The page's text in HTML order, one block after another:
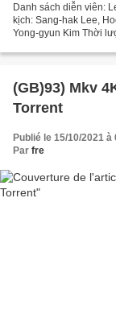
Danh sách diễn viên:
kịch: Sang-hak Lee,
Yong-gyun Kim Thời
(GB)93) Mkv
Torrent
Publié le 15/10/2021 à
Par fre